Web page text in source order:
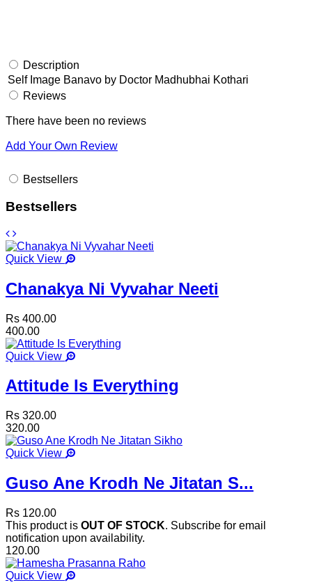
Description
Self Image Banavo by Doctor Madhubhai Kothari
Reviews
There have been no reviews
Add Your Own Review
Bestsellers
Bestsellers
Quick View
Chanakya Ni Vyvahar Neeti
Rs 400.00
400.00
Quick View
Attitude Is Everything
Rs 320.00
320.00
Quick View
Guso Ane Krodh Ne Jitatan S...
Rs 120.00
This product is OUT OF STOCK. Subscribe for email
notification upon availability.
120.00
Quick View